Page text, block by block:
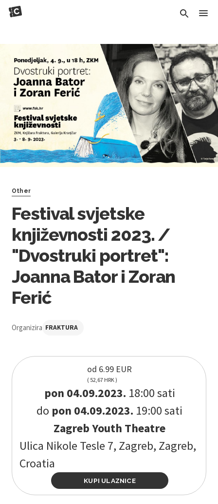
Other
Festival svjetske
književnosti 2023. /
"Dvostruki portret":
Joanna Bator i Zoran
Ferić
Organizira FRAKTURA
od 6.99 EUR
( 52,67 HRK )
pon 04.09.2023. 18:00 sati
do pon 04.09.2023. 19:00 sati
Zagreb Youth Theatre
Ulica Nikole Tesle 7, Zagreb, Zagreb,
Croatia
KUPI ULAZNICE